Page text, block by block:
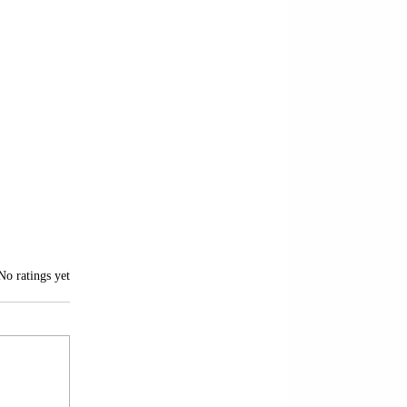
5 stars.
ratings yet